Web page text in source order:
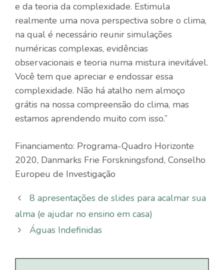
e da teoria da complexidade. Estimula
realmente uma nova perspectiva sobre o clima,
na qual é necessário reunir simulações
numéricas complexas, evidências
observacionais e teoria numa mistura inevitável.
Você tem que apreciar e endossar essa
complexidade. Não há atalho nem almoço
grátis na nossa compreensão do clima, mas
estamos aprendendo muito com isso.”
Financiamento: Programa-Quadro Horizonte
2020, Danmarks Frie Forskningsfond, Conselho
Europeu de Investigação
8 apresentações de slides para acalmar sua
alma (e ajudar no ensino em casa)
Águas Indefinidas